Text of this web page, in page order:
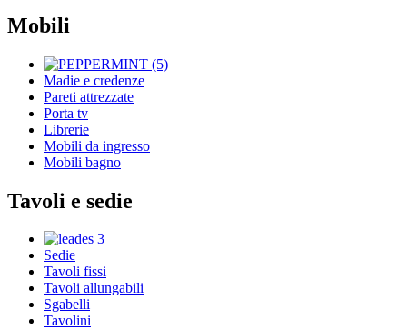
Mobili
Madie e credenze
Pareti attrezzate
Porta tv
Librerie
Mobili da ingresso
Mobili bagno
Tavoli e sedie
Sedie
Tavoli fissi
Tavoli allungabili
Sgabelli
Tavolini